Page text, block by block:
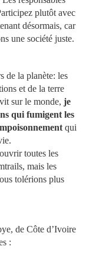
plutôt avec
désormais, car
une société juste.
de la planète: les
et de la terre
sur le monde, je
qui fumigent les
qui
toutes les
mais les
tolérions plus
de Côte d’Ivoire
: